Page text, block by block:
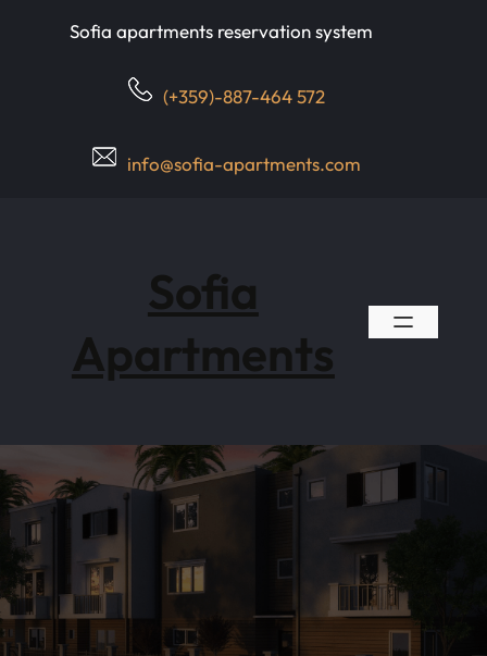
Sofia apartments reservation system
(+359)-887-464 572
info@sofia-apartments.com
Sofia
Apartments